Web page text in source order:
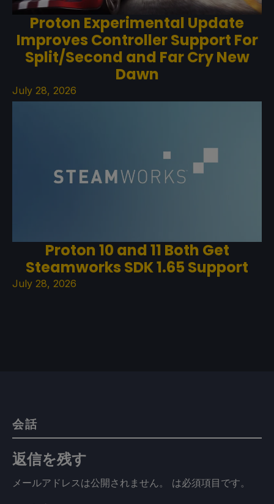
Proton Experimental Update
Improves Controller Support For
Split/Second and Far Cry New
Dawn
July 28, 2026
Proton 10 and 11 Both Get
Steamworks SDK 1.65 Support
July 28, 2026
会話
返信を残す
メールアドレスは公開されません。 は必須項目です。